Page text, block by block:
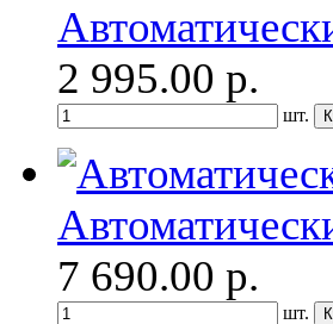
2 995.00 р.
шт.
7 690.00 р.
шт.